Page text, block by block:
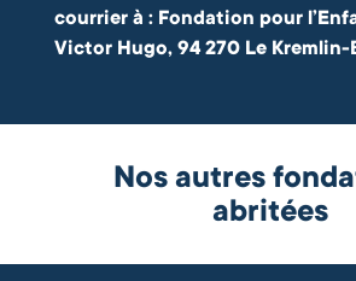
courrier à : Fondation pour
Victor Hugo, 94 270 Le Kremlin-
Nos autres
abritées